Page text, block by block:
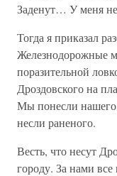
Заденут… У меня
Тогда я приказал
Железнодорожные
поразительной
Дроздовского на
Мы понесли
несли раненого.
Весть, что несут
городу. За нами все